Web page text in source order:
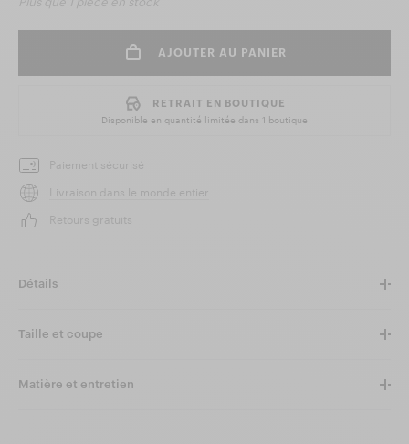
AJOUTER AU PANIER
RETRAIT EN BOUTIQUE
Disponible en quantité limitée dans 1 boutique
Paiement sécurisé
Livraison dans le monde entier
Retours gratuits
Détails
Taille et coupe
Matière et entretien